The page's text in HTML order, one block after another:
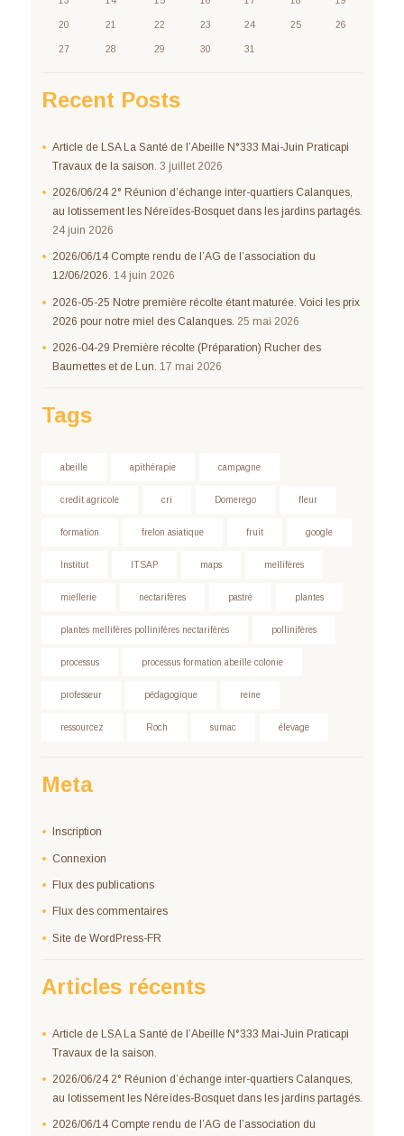
20 21 22 23 24 25 26
27 28 29 30 31
Recent Posts
Article de LSA La Santé de l’Abeille N°333 Mai-Juin Praticapi
Travaux de la saison. 3 juillet 2026
2026/06/24 2° Réunion d’échange inter-quartiers Calanques,
au lotissement les Néreïdes-Bosquet dans les jardins partagés.
24 juin 2026
2026/06/14 Compte rendu de l’AG de l’association du
12/06/2026. 14 juin 2026
2026-05-25 Notre première récolte étant maturée. Voici les prix
2026 pour notre miel des Calanques. 25 mai 2026
2026-04-29 Première récolte (Préparation) Rucher des
Baumettes et de Lun. 17 mai 2026
Tags
abeille apithérapie campagne
credit agricole cri Domerego fleur
formation frelon asiatique fruit google
Institut ITSAP maps mellifères
miellerie nectarifères pastré plantes
plantes mellifères pollinifères nectarifères pollinifères
processus processus formation abeille colonie
professeur pédagogique reine
ressourcez Roch sumac élevage
Meta
Inscription
Connexion
Flux des publications
Flux des commentaires
Site de WordPress-FR
Articles récents
Article de LSA La Santé de l’Abeille N°333 Mai-Juin Praticapi
Travaux de la saison.
2026/06/24 2° Réunion d’échange inter-quartiers Calanques,
au lotissement les Néreïdes-Bosquet dans les jardins partagés.
2026/06/14 Compte rendu de l’AG de l’association du